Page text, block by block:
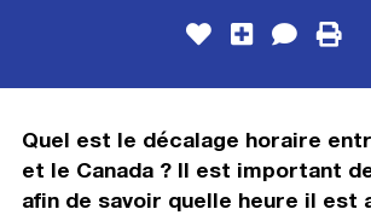
Quel est le décalage horaire
et le Canada ? Il est important
afin de savoir quelle heure il est